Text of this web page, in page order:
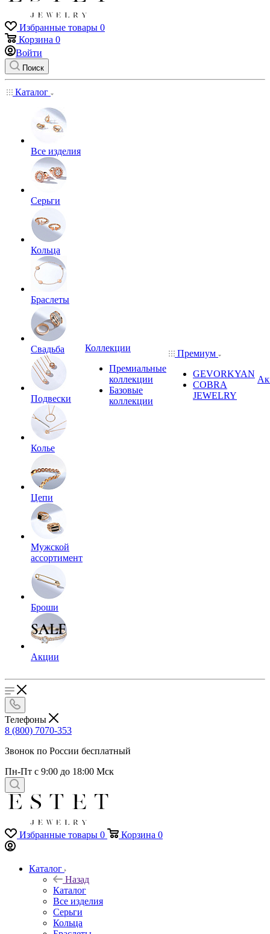
Избранные товары 0
Корзина 0
Войти
Поиск
Каталог
Все изделия
Серьги
Кольца
Браслеты
Свадьба
Подвески
Колье
Цепи
Мужской
ассортимент
Броши
Акции
Коллекции
Премиальные
коллекции
Базовые
коллекции
Премиум
GEVORKYAN
COBRA
JEWELRY
Телефоны
8 (800) 7070-353
Звонок по России бесплатный
Пн-Пт с 9:00 до 18:00 Мск
Избранные товары 0 Корзина 0
Каталог
Назад
Каталог
Все изделия
Серьги
Кольца